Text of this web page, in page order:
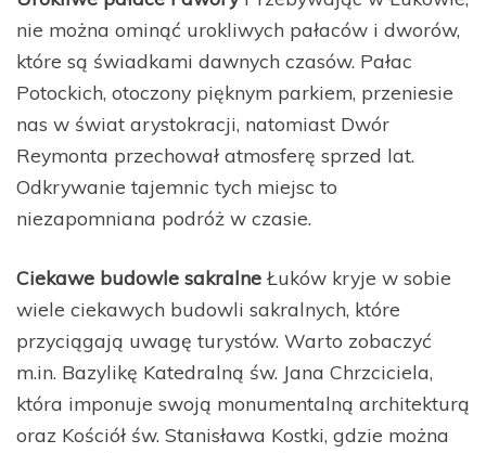
nie można ominąć urokliwych pałaców i dworów,
które są świadkami dawnych czasów. Pałac
Potockich, otoczony pięknym parkiem, przeniesie
nas w świat arystokracji, natomiast Dwór
Reymonta przechował atmosferę sprzed lat.
Odkrywanie tajemnic tych miejsc to
niezapomniana podróż w czasie.
Ciekawe budowle sakralne Łuków kryje w sobie
wiele ciekawych budowli sakralnych, które
przyciągają uwagę turystów. Warto zobaczyć
m.in. Bazylikę Katedralną św. Jana Chrzciciela,
która imponuje swoją monumentalną architekturą
oraz Kościół św. Stanisława Kostki, gdzie można